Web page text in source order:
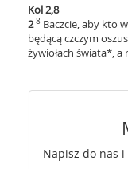
Kol 2,8
2 8 Baczcie, aby kto
będącą czczym
żywiołach świata*, a
Napisz do nas